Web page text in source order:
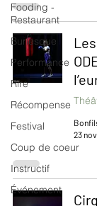
Fooding -
Restaurant
Burlesque
Performance
Rire
Récompense
Festival
Coup de coeur
Instructif
Événement
23